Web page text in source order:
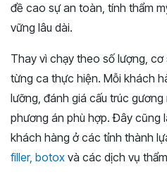
đề cao sự an toàn, tính thẩm
vững lâu dài.
Thay vì chạy theo số lượng,
từng ca thực hiện. Mỗi khách
lưỡng, đánh giá cấu trúc
phương án phù hợp. Đây cũng
khách hàng ở các tỉnh thành
filler, botox và các dịch vụ